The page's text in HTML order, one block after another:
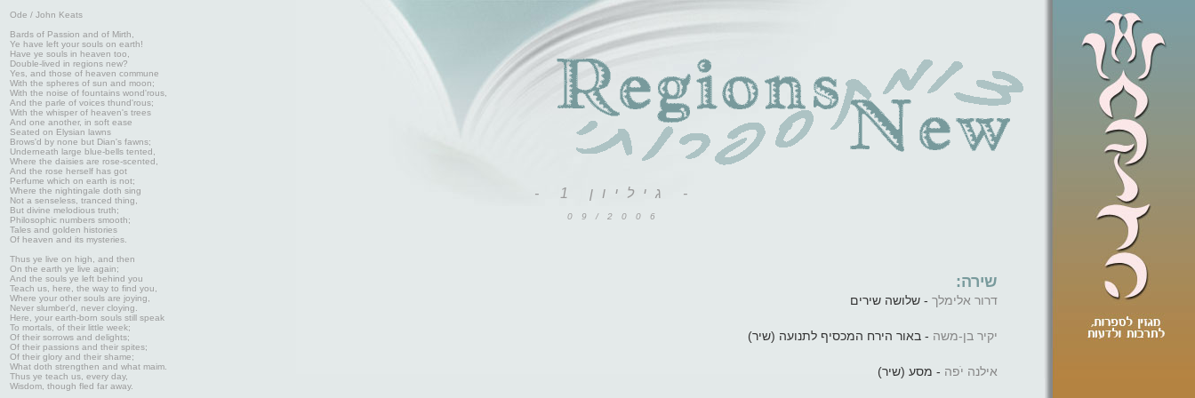
Ode / John Keats
Bards of Passion and of Mirth,
Ye have left your souls on earth!
Have ye souls in heaven too,
Double-lived in regions new?
Yes, and those of heaven commune
With the spheres of sun and moon;
With the noise of fountains wond'rous,
And the parle of voices thund'rous;
With the whisper of heaven's trees
And one another, in soft ease
Seated on Elysian lawns
Brows'd by none but Dian's fawns;
Underneath large blue-bells tented,
Where the daisies are rose-scented,
And the rose herself has got
Perfume which on earth is not;
Where the nightingale doth sing
Not a senseless, tranced thing,
But divine melodious truth;
Philosophic numbers smooth;
Tales and golden histories
Of heaven and its mysteries.
Thus ye live on high, and then
On the earth ye live again;
And the souls ye left behind you
Teach us, here, the way to find you,
Where your other souls are joying,
Never slumber'd, never cloying.
Here, your earth-born souls still speak
To mortals, of their little week;
Of their sorrows and delights;
Of their passions and their spites;
Of their glory and their shame;
What doth strengthen and what maim.
Thus ye teach us, every day,
Wisdom, though fled far away.
- גיליון 1 -
09/2006
שירה:
דרור אלימלך - שלושה שירים
יקיר בן-משה - באור הירח המכסיף לתנועה (שיר)
אילנה יֹפה - מסע (שיר)